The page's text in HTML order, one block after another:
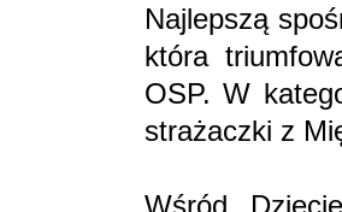
Najlepszą
która
OSP. W
strażaczki z
Wśród